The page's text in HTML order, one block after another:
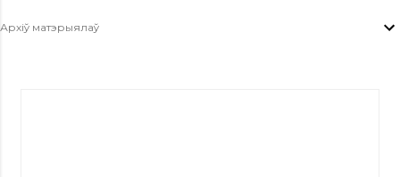
Архіў матэрыялаў